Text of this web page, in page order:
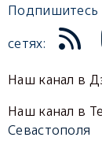
Подпишитесь
сетях:
Наш канал в
Наш канал в
Севастополя